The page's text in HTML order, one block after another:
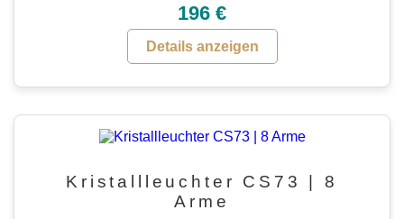
196 €
Details anzeigen
Kristallleuchter CS73 | 8
Arme